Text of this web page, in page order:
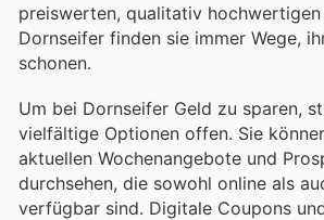
preiswerten, qualitativ
Dornseifer finden sie immer Wege,
schonen.
Um bei Dornseifer Geld zu sparen,
vielfältige Optionen offen. Sie
aktuellen Wochenangebote und
durchsehen, die sowohl online als
verfügbar sind. Digitale Coupons